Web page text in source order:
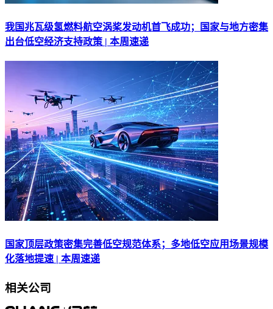
我国兆瓦级氢燃料航空涡桨发动机首飞成功；国家与地方密集
出台低空经济支持政策 | 本周速递
国家顶层政策密集完善低空规范体系；多地低空应用场景规模
化落地提速 | 本周速递
相关公司